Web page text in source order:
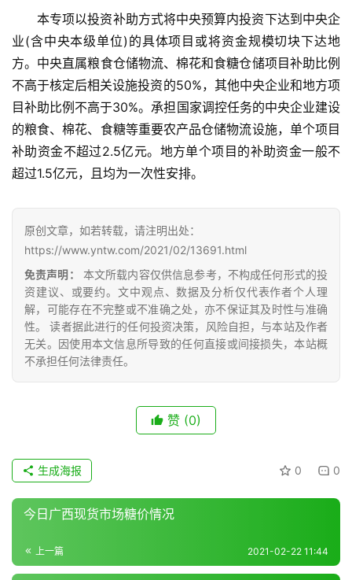
现
货
报
价
专
地
区
频
道
产
储
本专项以投资补助方式将中央预算内投资下达到中央企
业(含中央本级单位)的具体项目或将资金规模切块下达地
方。中央直属粮食仓储物流、棉花和食糖仓储项目补助比例
不高于核定后相关设施投资的50%，其他中央企业和地方项
目补助比例不高于30%。承担国家调控任务的中央企业建设
的粮食、棉花、食糖等重要农产品仓储物流设施，单个项目
补助资金不超过2.5亿元。地方单个项目的补助资金一般不
超过1.5亿元，且均为一次性安排。
原创文章，如若转载，请注明出处：
https://www.yntw.com/2021/02/13691.html
免责声明：
本文所载内容仅供信息参考，不构成任何形式的投
资建议、或要约。文中观点、数据及分析仅代表作者个人理
解，可能存在不完整或不准确之处，亦不保证其及时性与准确
性。 读者据此进行的任何投资决策，风险自担，与本站及作者
无关。因使用本文信息所导致的任何直接或间接损失，本站概
不承担任何法律责任。
赞 (0)
0 0
生成海报
今日广西现货市场糖价情况
上一篇 2021-02-22 11:44